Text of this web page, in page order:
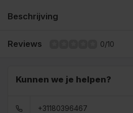
Beschrijving
Reviews 0/10
Kunnen we je helpen?
+31180396467